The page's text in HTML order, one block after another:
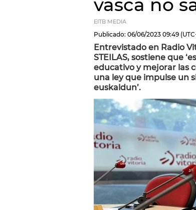
vasca no
EITB MEDIA
Publicado: 06/06/2023 09:49
Entrevistado en Radio
STEILAS, sostiene que
educativo y mejorar las
una ley que impulse un
euskaldun’.